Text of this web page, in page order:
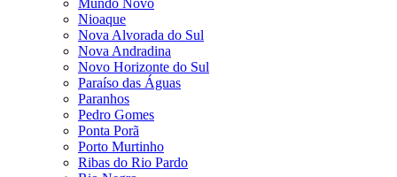
Mundo Novo
Nioaque
Nova Alvorada do Sul
Nova Andradina
Novo Horizonte do Sul
Paraíso das Águas
Paranhos
Pedro Gomes
Ponta Porã
Porto Murtinho
Ribas do Rio Pardo